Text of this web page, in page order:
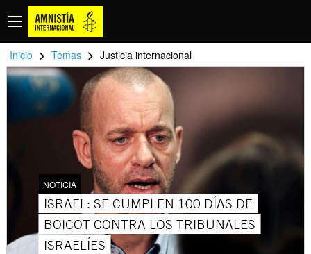
Inicio > Temas > Justicia internacional
NOTICIA
ISRAEL: SE CUMPLEN 100 DÍAS DE
BOICOT CONTRA LOS TRIBUNALES
ISRAELÍES